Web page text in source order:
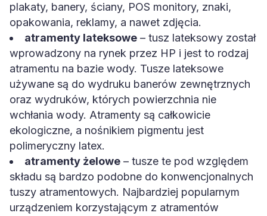
plakaty, banery, ściany, POS monitory, znaki,
opakowania, reklamy, a nawet zdjęcia.
atramenty lateksowe – tusz lateksowy został
wprowadzony na rynek przez HP i jest to rodzaj
atramentu na bazie wody. Tusze lateksowe
używane są do wydruku banerów zewnętrznych
oraz wydruków, których powierzchnia nie
wchłania wody. Atramenty są całkowicie
ekologiczne, a nośnikiem pigmentu jest
polimeryczny latex.
atramenty żelowe – tusze te pod względem
składu są bardzo podobne do konwencjonalnych
tuszy atramentowych. Najbardziej popularnym
urządzeniem korzystającym z atramentów